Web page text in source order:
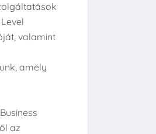
valamint
amely
az